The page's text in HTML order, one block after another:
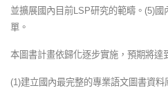
並擴展國內目前LSP研究的範疇。(5)
單。
本圖書計畫依歸化逐步實施，預期將達
(1)建立國內最完整的專業語文圖書資